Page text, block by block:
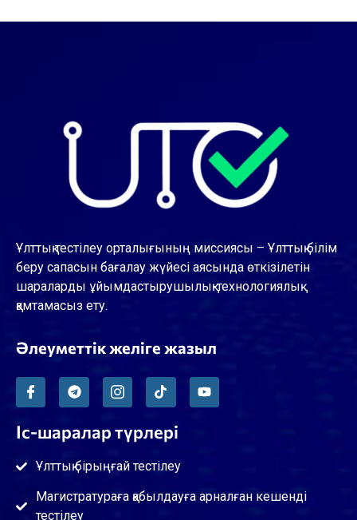
Ұлттық тестілеу орталығының миссиясы – Ұлттық білім
беру сапасын бағалау жүйесі аясында өткізілетін
шараларды ұйымдастырушылық-технологиялық
қамтамасыз ету.
Әлеуметтік желіге жазыл
Іс-шаралар түрлері
Ұлттық бірыңғай тестілеу
Магистратураға қабылдауға арналған кешенді
тестілеу